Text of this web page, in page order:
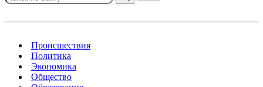
Происшествия
Политика
Экономика
Общество